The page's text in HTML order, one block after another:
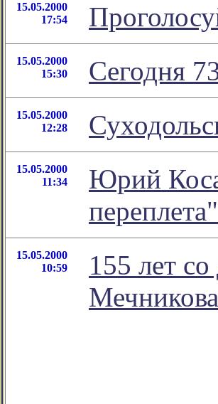
15.05.2000
17:54
15.05.2000
15:30
Сегодня
15.05.2000
12:28
15.05.2000
11:34
Юрий
переплета"
15.05.2000
10:59
155 лет
Мечникова